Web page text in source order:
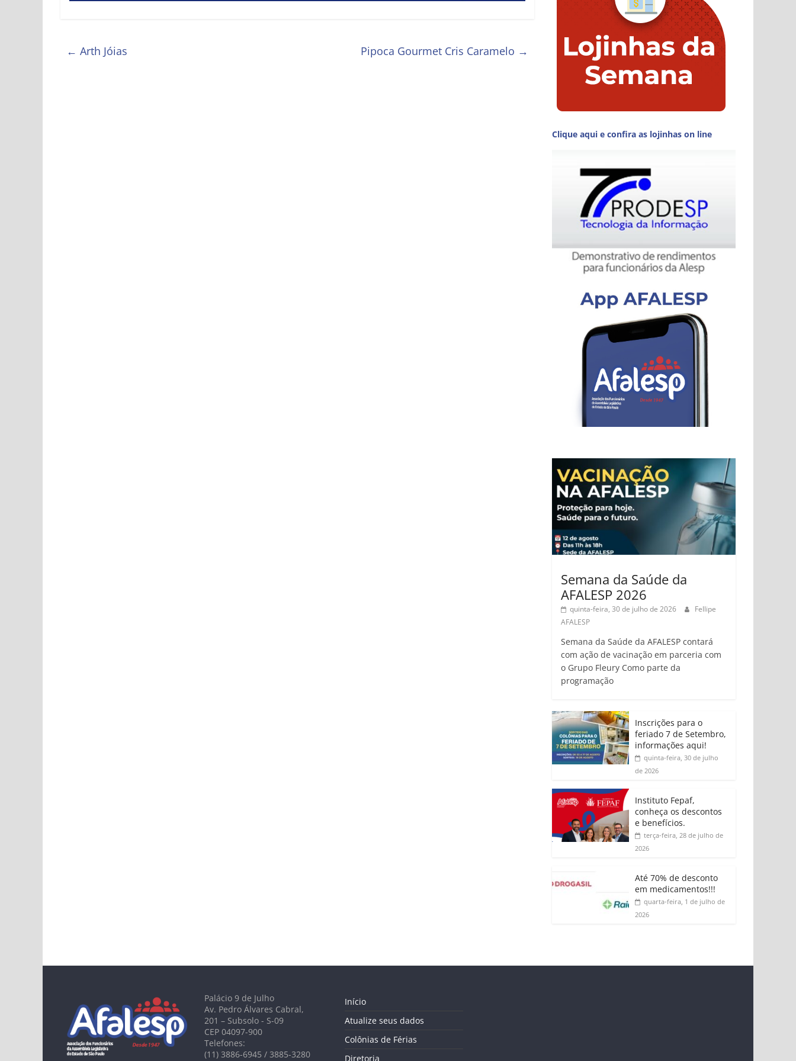
← Arth Jóias Pipoca Gourmet Cris Caramelo →
Clique aqui e confira as lojinhas on line
Semana da Saúde da
AFALESP 2026
quinta-feira, 30 de julho de 2026
Fellipe
AFALESP
Semana da Saúde da AFALESP contará
com ação de vacinação em parceria com
o Grupo Fleury Como parte da
programação
Inscrições para o
feriado 7 de Setembro,
informações aqui!
quinta-feira, 30 de julho
de 2026
Instituto Fepaf,
conheça os descontos
e benefícios.
terça-feira, 28 de julho de
2026
Até 70% de desconto
em medicamentos!!!
quarta-feira, 1 de julho de
2026
Palácio 9 de Julho
Av. Pedro Álvares Cabral,
201 – Subsolo - S-09
CEP 04097-900
Telefones:
(11) 3886-6945 / 3885-3280
Início
Atualize seus dados
Colônias de Férias
Diretoria